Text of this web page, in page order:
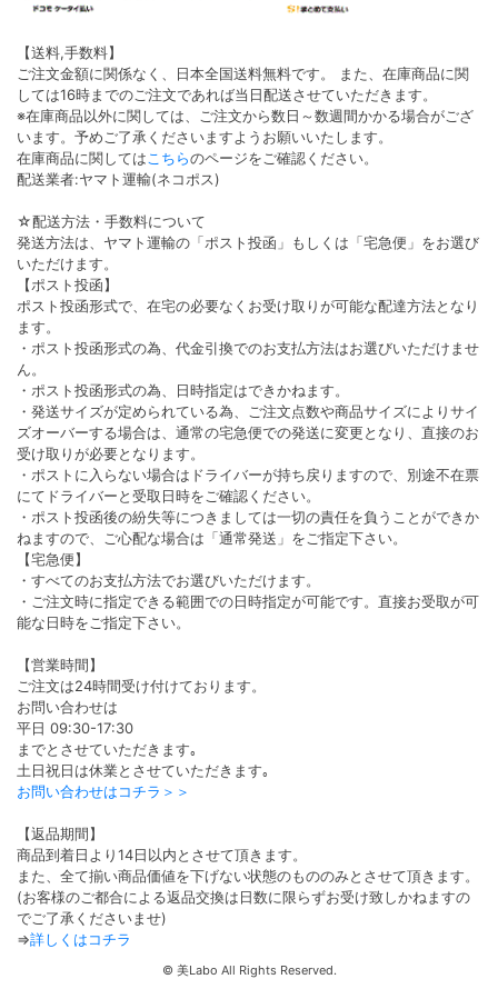
【送料,手数料】
ご注文金額に関係なく、日本全国送料無料です。 また、在庫商品に関
しては16時までのご注文であれば当日配送させていただきます。
※在庫商品以外に関しては、ご注文から数日～数週間かかる場合がござ
います。予めご了承くださいますようお願いいたします。
在庫商品に関しては こちらのページをご確認ください。
配送業者:ヤマト運輸(ネコポス)
☆配送方法・手数料について
発送方法は、ヤマト運輸の「ポスト投函」もしくは「宅急便」をお選び
いただけます。
【ポスト投函】
ポスト投函形式で、在宅の必要なくお受け取りが可能な配達方法となり
ます。
・ポスト投函形式の為、代金引換でのお支払方法はお選びいただけませ
ん。
・ポスト投函形式の為、日時指定はできかねます。
・発送サイズが定められている為、ご注文点数や商品サイズによりサイ
ズオーバーする場合は、通常の宅急便での発送に変更となり、直接のお
受け取りが必要となります。
・ポストに入らない場合はドライバーが持ち戻りますので、別途不在票
にてドライバーと受取日時をご確認ください。
・ポスト投函後の紛失等につきましては一切の責任を負うことができか
ねますので、ご心配な場合は「通常発送」をご指定下さい。
【宅急便】
・すべてのお支払方法でお選びいただけます。
・ご注文時に指定できる範囲での日時指定が可能です。直接お受取が可
能な日時をご指定下さい。
【営業時間】
ご注文は24時間受け付けております。
お問い合わせは
平日 09:30-17:30
までとさせていただきます｡
土日祝日は休業とさせていただきます｡
お問い合わせはコチラ＞＞
【返品期間】
商品到着日より14日以内とさせて頂きます。
また、全て揃い商品価値を下げない状態のもののみとさせて頂きます。
(お客様のご都合による返品交換は日数に限らずお受け致しかねますの
でご了承くださいませ)
⇒詳しくはコチラ
© 美Labo All Rights Reserved.